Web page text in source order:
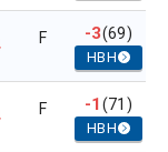
F -3(69)
HBH
F -1(71)
HBH